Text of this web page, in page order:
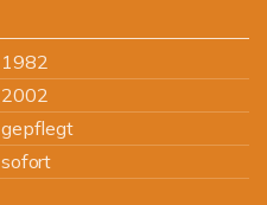
1982
2002
gepflegt
sofort